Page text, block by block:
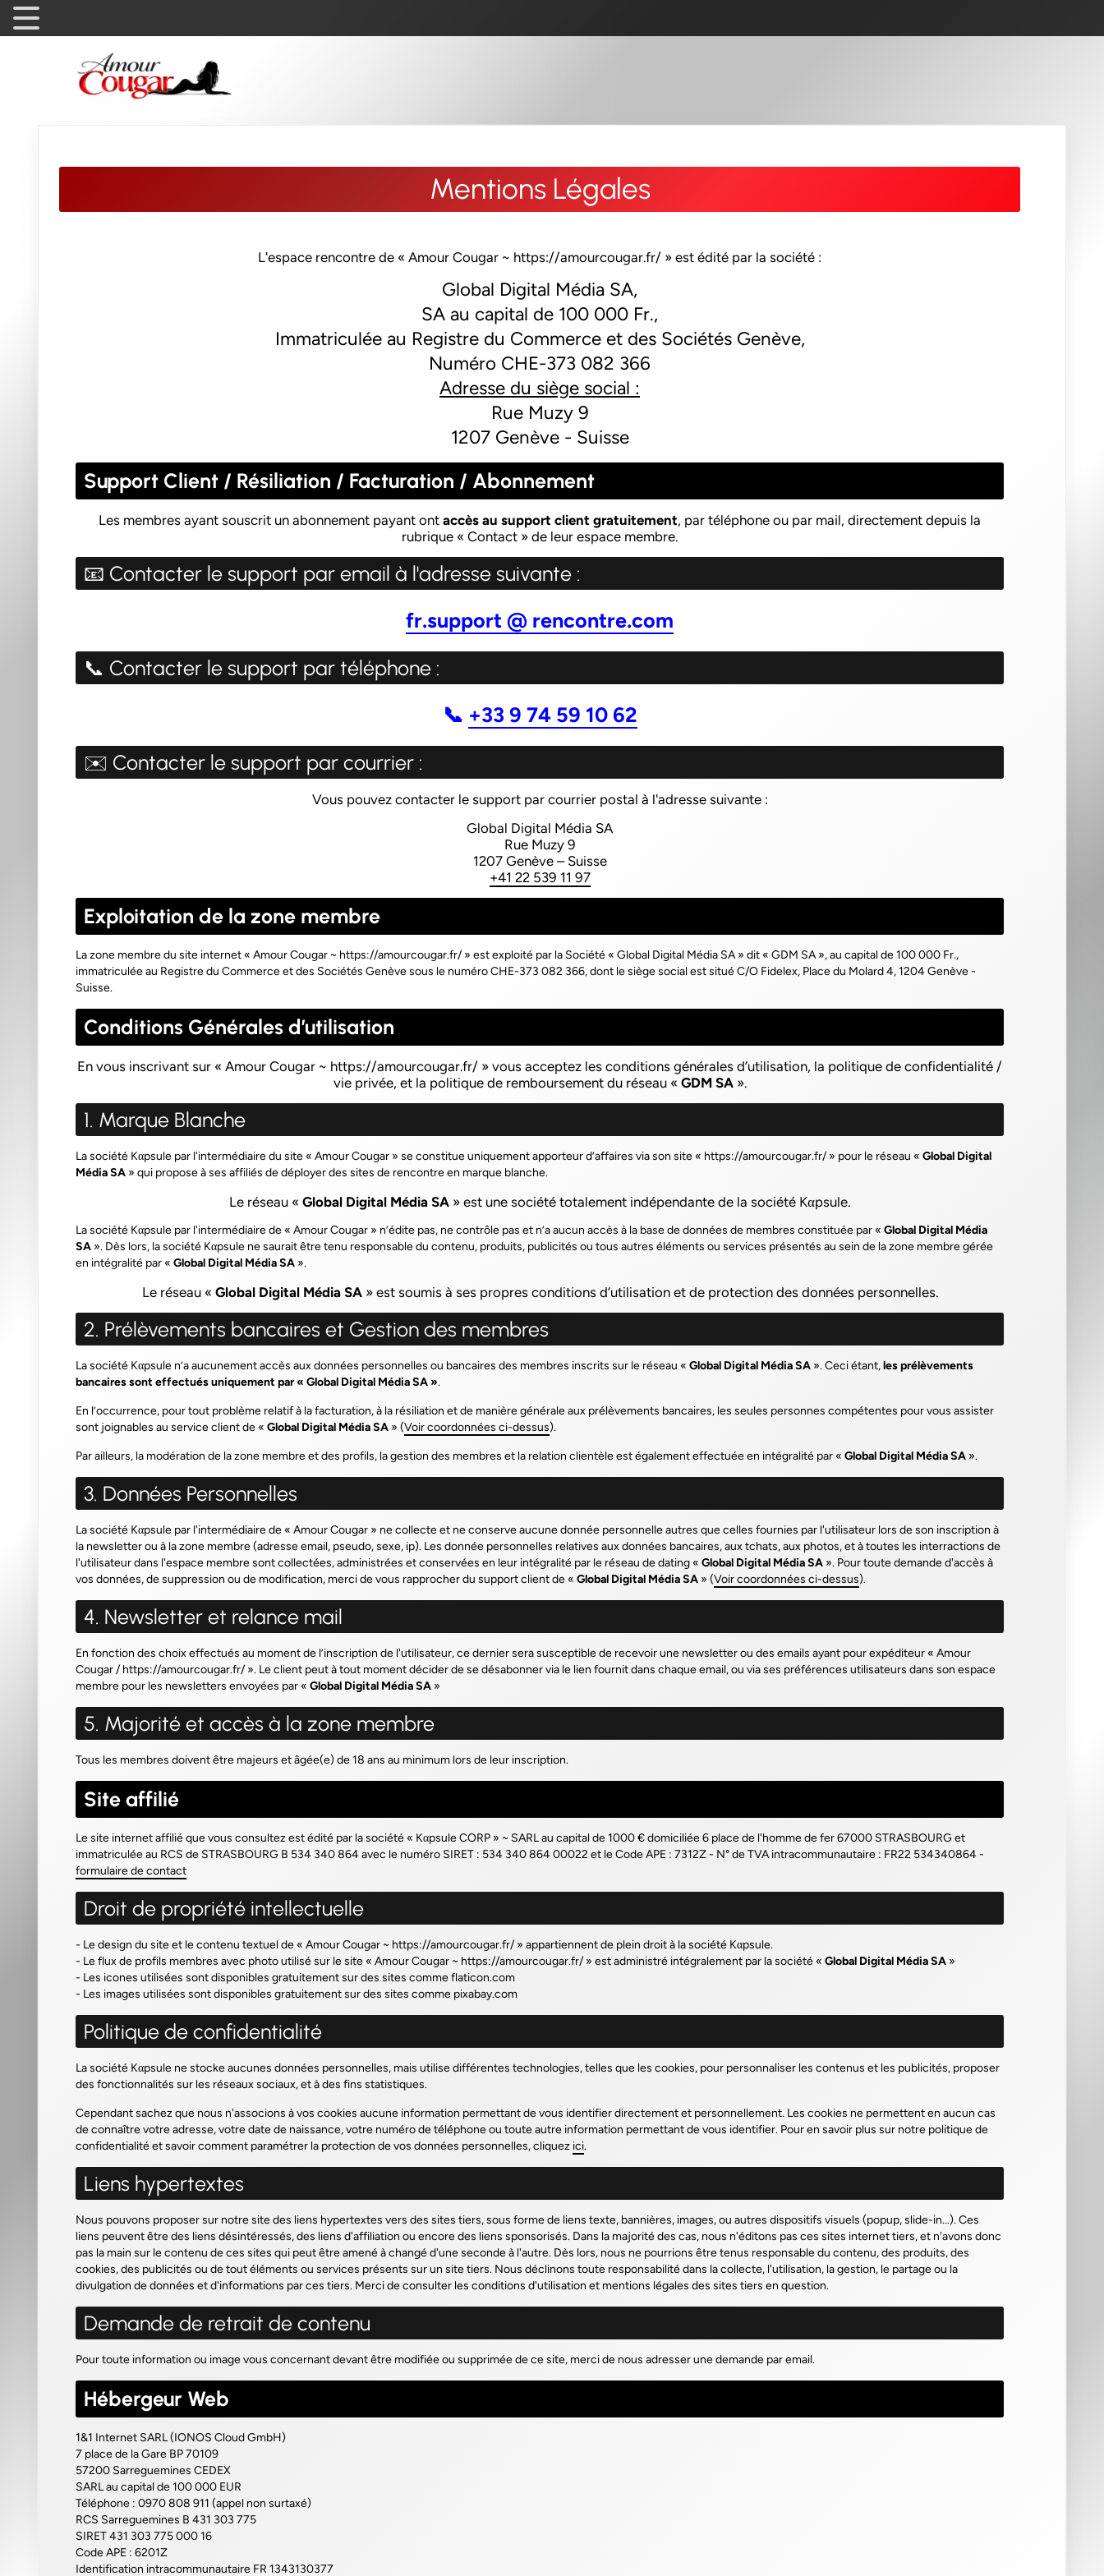
Mentions Légales
L'espace rencontre de « Amour Cougar ~ https://amourcougar.fr/ » est édité par la société :
Global Digital Média SA,
SA au capital de 100 000 Fr.,
Immatriculée au Registre du Commerce et des Sociétés Genève,
Numéro CHE-373 082 366
Adresse du siège social :
Rue Muzy 9
1207 Genève - Suisse
Support Client / Résiliation / Facturation / Abonnement
Les membres ayant souscrit un abonnement payant ont accès au support client gratuitement, par téléphone ou par mail, directement depuis la
rubrique « Contact » de leur espace membre.
📧 Contacter le support par email à l'adresse suivante :
fr.support @ rencontre.com
📞 Contacter le support par téléphone :
📞 +33 9 74 59 10 62
✉️ Contacter le support par courrier :
Vous pouvez contacter le support par courrier postal à l'adresse suivante :
Global Digital Média SA
Rue Muzy 9
1207 Genève – Suisse
+41 22 539 11 97
Exploitation de la zone membre
La zone membre du site internet « Amour Cougar ~ https://amourcougar.fr/ » est exploité par la Société « Global Digital Média SA » dit « GDM SA », au capital de 100 000 Fr.,
immatriculée au Registre du Commerce et des Sociétés Genève sous le numéro CHE-373 082 366, dont le siège social est situé C/O Fidelex, Place du Molard 4, 1204 Genève -
Suisse.
Conditions Générales d’utilisation
En vous inscrivant sur « Amour Cougar ~ https://amourcougar.fr/ » vous acceptez les conditions générales d’utilisation, la politique de confidentialité /
vie privée, et la politique de remboursement du réseau « GDM SA».
1. Marque Blanche
La société Kαpsule par l'intermédiaire du site « Amour Cougar » se constitue uniquement apporteur d’affaires via son site « https://amourcougar.fr/ » pour le réseau « Global Digital
Média SA » qui propose à ses affiliés de déployer des sites de rencontre en marque blanche.
Le réseau « Global Digital Média SA » est une société totalement indépendante de la société Kαpsule.
La société Kαpsule par l'intermédiaire de « Amour Cougar » n’édite pas, ne contrôle pas et n’a aucun accès à la base de données de membres constituée par « Global Digital Média
SA ». Dès lors, la société Kαpsule ne saurait être tenu responsable du contenu, produits, publicités ou tous autres éléments ou services présentés au sein de la zone membre gérée
en intégralité par « Global Digital Média SA ».
Le réseau « Global Digital Média SA» est soumis à ses propres conditions d’utilisation et de protection des données personnelles.
2. Prélèvements bancaires et Gestion des membres
La société Kαpsule n’a aucunement accès aux données personnelles ou bancaires des membres inscrits sur le réseau « Global Digital Média SA ». Ceci étant,les prélèvements
bancaires sont effectués uniquement par « Global Digital Média SA ».
En l’occurrence, pour tout problème relatif à la facturation, à la résiliation et de manière générale aux prélèvements bancaires, les seules personnes compétentes pour vous assister
sont joignables au service client de « Global Digital Média SA » (Voir coordonnées ci-dessus).
Par ailleurs, la modération de la zone membre et des profils, la gestion des membres et la relation clientèle est également effectuée en intégralité par « Global Digital Média SA ».
3. Données Personnelles
La société Kαpsule par l'intermédiaire de « Amour Cougar » ne collecte et ne conserve aucune donnée personnelle autres que celles fournies par l'utilisateur lors de son inscription à
la newsletter ou à la zone membre (adresse email, pseudo, sexe, ip). Les donnée personnelles relatives aux données bancaires, aux tchats, aux photos, et à toutes les interractions de
l'utilisateur dans l'espace membre sont collectées, administrées et conservées en leur intégralité par le réseau de dating « Global Digital Média SA ». Pour toute demande d'accès à
vos données, de suppression ou de modification, merci de vous rapprocher du support client de « Global Digital Média SA » (Voir coordonnées ci-dessus).
4. Newsletter et relance mail
En fonction des choix effectués au moment de l’inscription de l'utilisateur, ce dernier sera susceptible de recevoir une newsletter ou des emails ayant pour expéditeur « Amour
Cougar / https://amourcougar.fr/ ». Le client peut à tout moment décider de se désabonner via le lien fournit dans chaque email, ou via ses préférences utilisateurs dans son espace
membre pour les newsletters envoyées par « Global Digital Média SA »
5. Majorité et accès à la zone membre
Tous les membres doivent être majeurs et âgée(e) de 18 ans au minimum lors de leur inscription.
Site affilié
Le site internet affilié que vous consultez est édité par la société « Kαpsule CORP » ~ SARL au capital de 1000 € domiciliée 6 place de l'homme de fer 67000 STRASBOURG et
immatriculée au RCS de STRASBOURG B 534 340 864 avec le numéro SIRET : 534 340 864 00022 et le Code APE : 7312Z - N° de TVA intracommunautaire : FR22 534340864 -
formulaire de contact
Droit de propriété intellectuelle
- Le design du site et le contenu textuel de « Amour Cougar ~ https://amourcougar.fr/ » appartiennent de plein droit à la société Kαpsule.
- Le flux de profils membres avec photo utilisé sur le site « Amour Cougar ~ https://amourcougar.fr/ » est administré intégralement par la société « Global Digital Média SA »
- Les icones utilisées sont disponibles gratuitement sur des sites comme flaticon.com
- Les images utilisées sont disponibles gratuitement sur des sites comme pixabay.com
Politique de confidentialité
La société Kαpsule ne stocke aucunes données personnelles, mais utilise différentes technologies, telles que les cookies, pour personnaliser les contenus et les publicités, proposer
des fonctionnalités sur les réseaux sociaux, et à des fins statistiques.
Cependant sachez que nous n'associons à vos cookies aucune information permettant de vous identifier directement et personnellement. Les cookies ne permettent en aucun cas
de connaître votre adresse, votre date de naissance, votre numéro de téléphone ou toute autre information permettant de vous identifier. Pour en savoir plus sur notre politique de
confidentialité et savoir comment paramétrer la protection de vos données personnelles, cliquez ici.
Liens hypertextes
Nous pouvons proposer sur notre site des liens hypertextes vers des sites tiers, sous forme de liens texte, bannières, images, ou autres dispositifs visuels (popup, slide-in...). Ces
liens peuvent être des liens désintéressés, des liens d'affiliation ou encore des liens sponsorisés. Dans la majorité des cas, nous n'éditons pas ces sites internet tiers, et n'avons donc
pas la main sur le contenu de ces sites qui peut être amené à changé d'une seconde à l'autre. Dès lors, nous ne pourrions être tenus responsable du contenu, des produits, des
cookies, des publicités ou de tout éléments ou services présents sur un site tiers. Nous déclinons toute responsabilité dans la collecte, l'utilisation, la gestion, le partage ou la
divulgation de données et d'informations par ces tiers. Merci de consulter les conditions d'utilisation et mentions légales des sites tiers en question.
Demande de retrait de contenu
Pour toute information ou image vous concernant devant être modifiée ou supprimée de ce site, merci de nous adresser une demande par email.
Hébergeur Web
1&1 Internet SARL (IONOS Cloud GmbH)
7 place de la Gare BP 70109
57200 Sarreguemines CEDEX
SARL au capital de 100 000 EUR
Téléphone : 0970 808 911 (appel non surtaxé)
RCS Sarreguemines B 431 303 775
SIRET 431 303 775 000 16
Code APE : 6201Z
Identification intracommunautaire FR 1343130377